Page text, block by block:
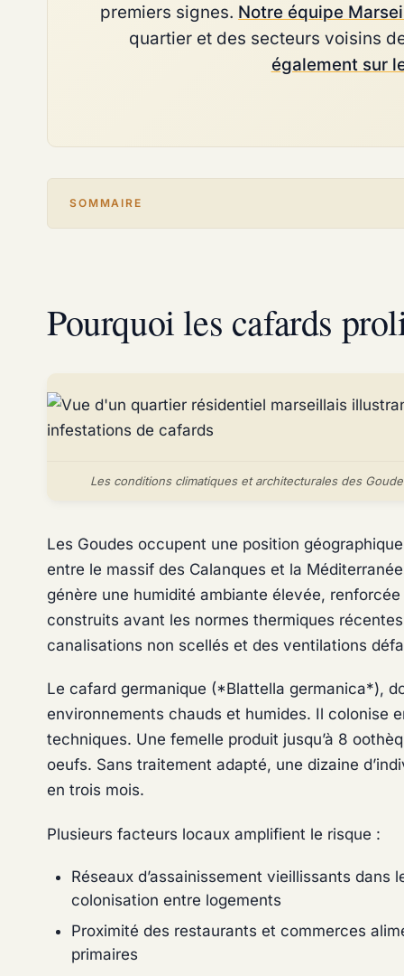
premiers signes. Notre équipe
quartier et des secteurs voisins
également sur
SOMMAIRE
Pourquoi les cafards
Les conditions climatiques et architecturales des
Les Goudes occupent une position
entre le massif des Calanques et la
génère une humidité ambiante élevée,
construits avant les normes thermiques
canalisations non scellés et des ventilations
Le cafard germanique (*Blattella germanica*),
environnements chauds et humides. Il colonise
techniques. Une femelle produit jusqu’à 8
oeufs. Sans traitement adapté, une dizaine
en trois mois.
Plusieurs facteurs locaux amplifient le risque :
Réseaux d’assainissement vieillissants dans
colonisation entre logements
Proximité des restaurants et commerces
primaires